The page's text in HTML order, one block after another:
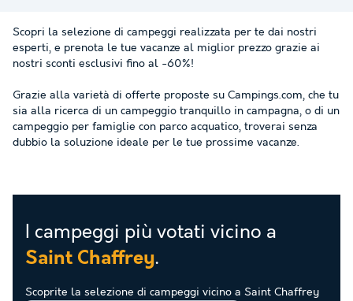
Scopri la selezione di campeggi realizzata per te dai nostri
esperti, e prenota le tue vacanze al miglior prezzo grazie ai
nostri sconti esclusivi fino al -60%!
Grazie alla varietà di offerte proposte su Campings.com, che tu
sia alla ricerca di un campeggio tranquillo in campagna, o di un
campeggio per famiglie con parco acquatico, troverai senza
dubbio la soluzione ideale per le tue prossime vacanze.
I campeggi più votati vicino a
Saint Chaffrey.
Scoprite la selezione di campeggi vicino a Saint Chaffrey